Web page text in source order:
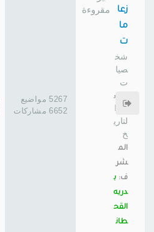
زعا
ما
ت
شخ
صيا
ت
صنع
ت ا
لتاري
خ
الم
شر
ف: ب
دريه
القح
طان
5267 مواضيع
6652 مشاركات